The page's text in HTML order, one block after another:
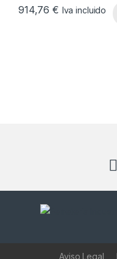
914,76€ Iva incluido
Aviso Legal